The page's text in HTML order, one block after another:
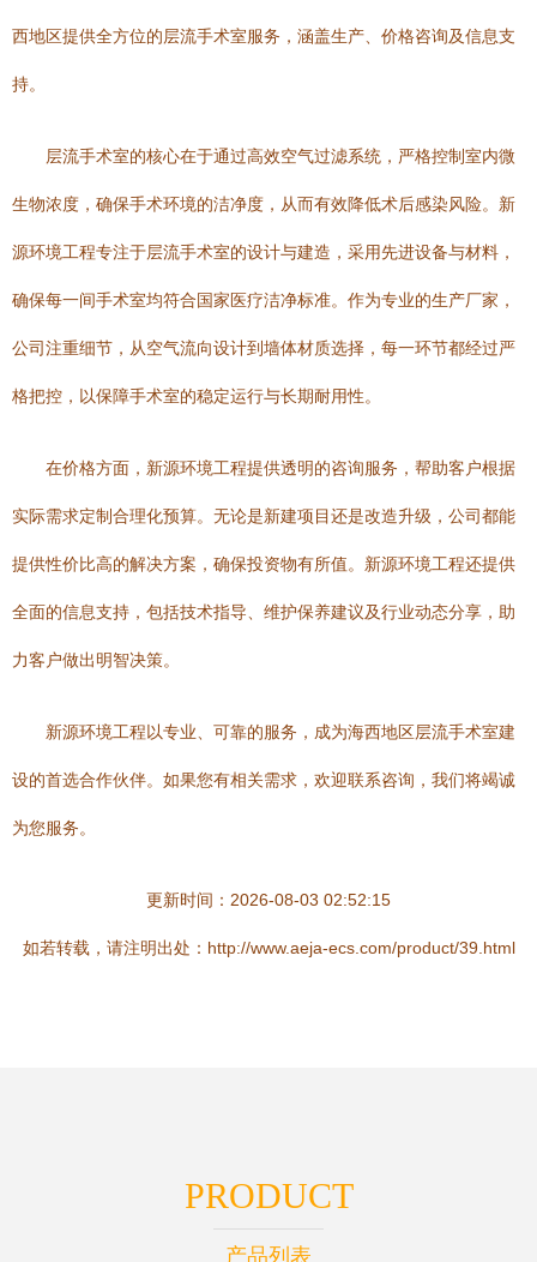
西地区提供全方位的层流手术室服务，涵盖生产、价格咨询及信息支
持。
层流手术室的核心在于通过高效空气过滤系统，严格控制室内微
生物浓度，确保手术环境的洁净度，从而有效降低术后感染风险。新
源环境工程专注于层流手术室的设计与建造，采用先进设备与材料，
确保每一间手术室均符合国家医疗洁净标准。作为专业的生产厂家，
公司注重细节，从空气流向设计到墙体材质选择，每一环节都经过严
格把控，以保障手术室的稳定运行与长期耐用性。
在价格方面，新源环境工程提供透明的咨询服务，帮助客户根据
实际需求定制合理化预算。无论是新建项目还是改造升级，公司都能
提供性价比高的解决方案，确保投资物有所值。新源环境工程还提供
全面的信息支持，包括技术指导、维护保养建议及行业动态分享，助
力客户做出明智决策。
新源环境工程以专业、可靠的服务，成为海西地区层流手术室建
设的首选合作伙伴。如果您有相关需求，欢迎联系咨询，我们将竭诚
为您服务。
更新时间：2026-08-03 02:52:15
如若转载，请注明出处：http://www.aeja-ecs.com/product/39.html
PRODUCT
产品列表